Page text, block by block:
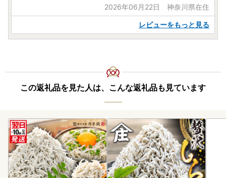
週間ほどお時間を頂く場合もございますのであらかじめご了
また、お電話も大変混み合っておりご迷惑をおかけしており
ますが、何卒よろしくお願い申し上げます。
電話：050-1730-5448（10:00～17:00 ※土日祝・年末年始
を除く）
2026年06月22日 神奈川県在住
レビューをもっと見る
この返礼品を見た人は、こんな返礼品も見ています